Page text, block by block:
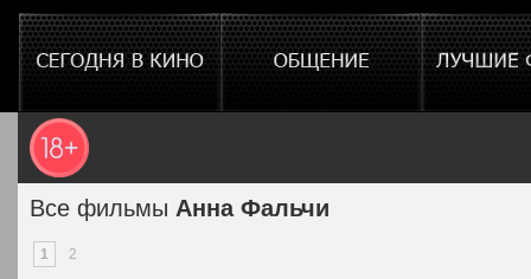
Все фильмы Анна Фальчи
1 2